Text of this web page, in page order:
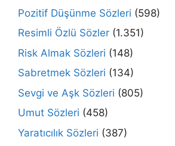
Pozitif Düşünme Sözleri (598)
Resimli Özlü Sözler (1.351)
Risk Almak Sözleri (148)
Sabretmek Sözleri (134)
Sevgi ve Aşk Sözleri (805)
Umut Sözleri (458)
Yaratıcılık Sözleri (387)